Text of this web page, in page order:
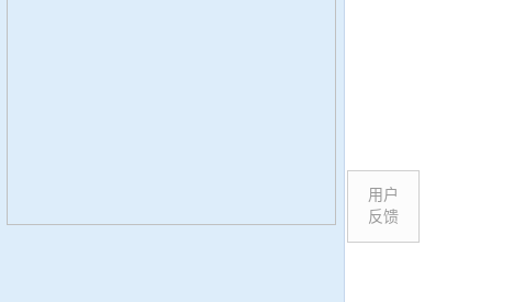
用户
反馈